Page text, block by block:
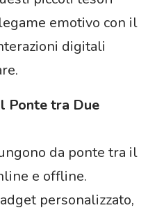
emotivo con il
digitali
Ponte tra Due
da ponte tra il
e offline.
personalizzato,